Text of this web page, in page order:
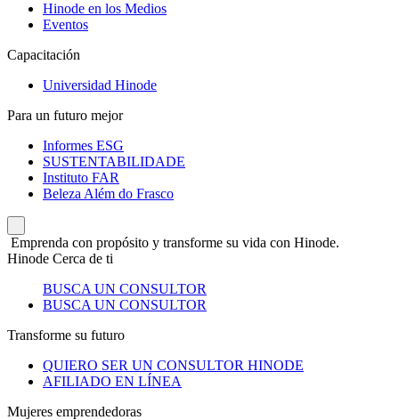
Hinode en los Medios
Eventos
Capacitación
Universidad Hinode
Para un futuro mejor
Informes ESG
SUSTENTABILIDADE
Instituto FAR
Beleza Além do Frasco
Emprenda con propósito y transforme su vida con Hinode.
Hinode Cerca de ti
BUSCA UN CONSULTOR
BUSCA UN CONSULTOR
Transforme su futuro
QUIERO SER UN CONSULTOR HINODE
AFILIADO EN LÍNEA
Mujeres emprendedoras